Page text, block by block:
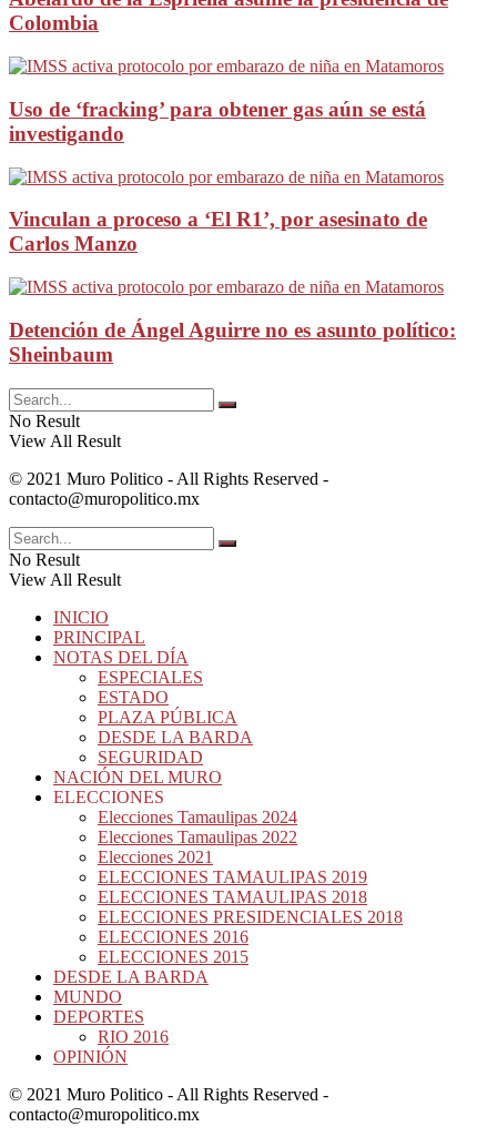
Colombia
Uso de ‘fracking’ para obtener gas aún se está
investigando
Vinculan a proceso a ‘El R1’, por asesinato de
Carlos Manzo
Detención de Ángel Aguirre no es asunto político:
Sheinbaum
No Result
View All Result
© 2021 Muro Politico - All Rights Reserved -
contacto@muropolitico.mx
No Result
View All Result
INICIO
PRINCIPAL
NOTAS DEL DÍA
ESPECIALES
ESTADO
PLAZA PÚBLICA
DESDE LA BARDA
SEGURIDAD
NACIÓN DEL MURO
ELECCIONES
Elecciones Tamaulipas 2024
Elecciones Tamaulipas 2022
Elecciones 2021
ELECCIONES TAMAULIPAS 2019
ELECCIONES TAMAULIPAS 2018
ELECCIONES PRESIDENCIALES 2018
ELECCIONES 2016
ELECCIONES 2015
DESDE LA BARDA
MUNDO
DEPORTES
RIO 2016
OPINIÓN
© 2021 Muro Politico - All Rights Reserved -
contacto@muropolitico.mx